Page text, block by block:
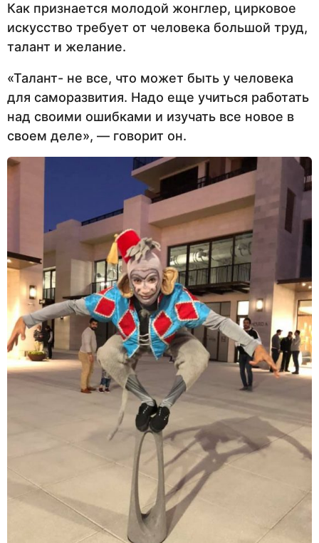
Как признается молодой жонглер, цирковое
искусство требует от человека большой труд,
талант и желание.
«Талант- не все, что может быть у человека
для саморазвития. Надо еще учиться работать
над своими ошибками и изучать все новое в
своем деле», — говорит он.